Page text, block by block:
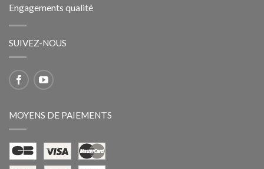
Engagements qualité
SUIVEZ-NOUS
MOYENS DE PAIEMENTS